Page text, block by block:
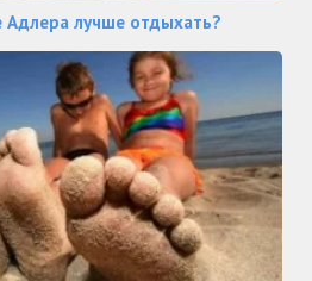
Адлера лучше отдыхать?